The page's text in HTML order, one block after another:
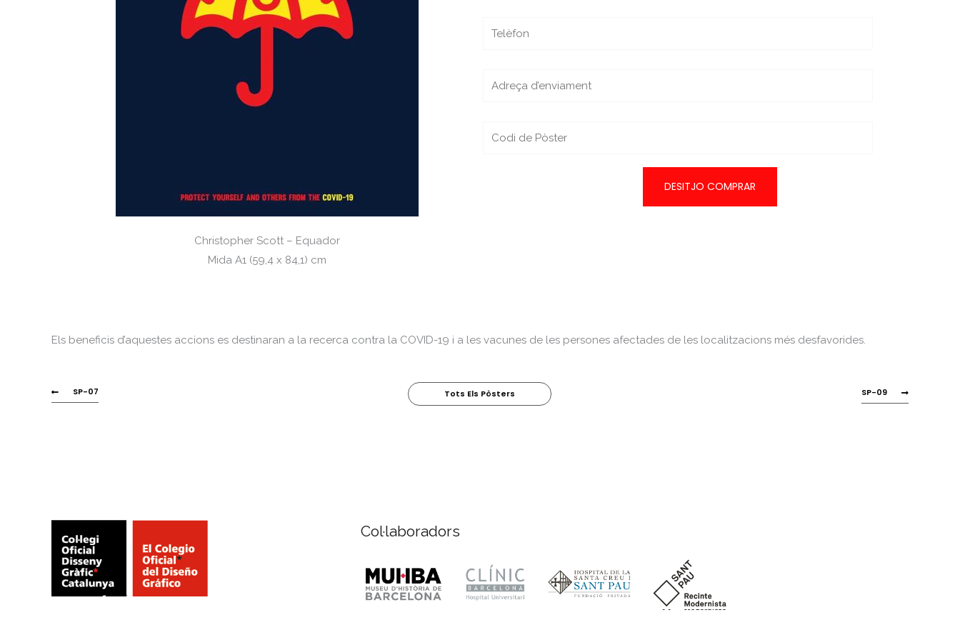
Christopher Scott – Equador
Mida A1 (59,4 x 84,1) cm
Els beneficis d’aquestes accions es destinaran a la recerca contra la COVID-19 i a les vacunes de les persones afectades de les localitzacions més desfavorides.
SP-07 Tots Els Pòsters SP-09
Col·laboradors